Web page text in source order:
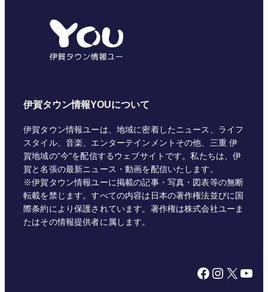
伊賀タウン情報YOUについて
伊賀タウン情報ユーは、地域に密着したニュース、ライフ
スタイル、音楽、エンターテインメントその他、三重 伊
賀地域の"今"を配信するウェブサイトです。私たちは、伊
賀と名張の最新ニュース・動画を配信いたします。
※伊賀タウン情報ユーに掲載の記事・写真・図表等の無断
転載を禁じます。すべての内容は日本の著作権法並びに国
際条約により保護されています。著作権は株式会社ユーま
たはその情報提供者に属します。
Facebook Instagram X YouTube